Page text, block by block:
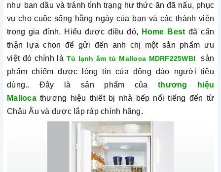
như ban dầu và tránh tình trạng hư thức ăn đã nấu, phục
vụ cho cuộc sống hằng ngày của bạn và các thành viên
trong gia đình. Hiểu được điều đó,
Home Best đã cẩn
thận lựa chọn để gửi đến anh chị một sản phẩm ưu
việt đó chính là Tủ lạnh âm tủ Malloca MDRF225WBIsản
phẩm chiếm được lòng tin của đông đảo người tiêu
dùng.. Đây là sản phẩm củathương hiệu
Mallocathương hiệu thiết bị nhà bếp nổi tiếng đến từ
Châu Âu và được lắp ráp chính hãng.